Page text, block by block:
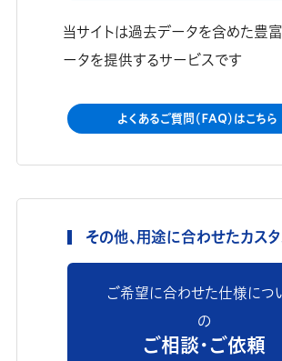
当サイトは過去データを含めた豊
ータを提供するサービスです
よくあるご質問（FAQ）はこちら
その他、用途に合わせたカス
ご希望に合わせた仕様につ
の
ご相談・ご依頼